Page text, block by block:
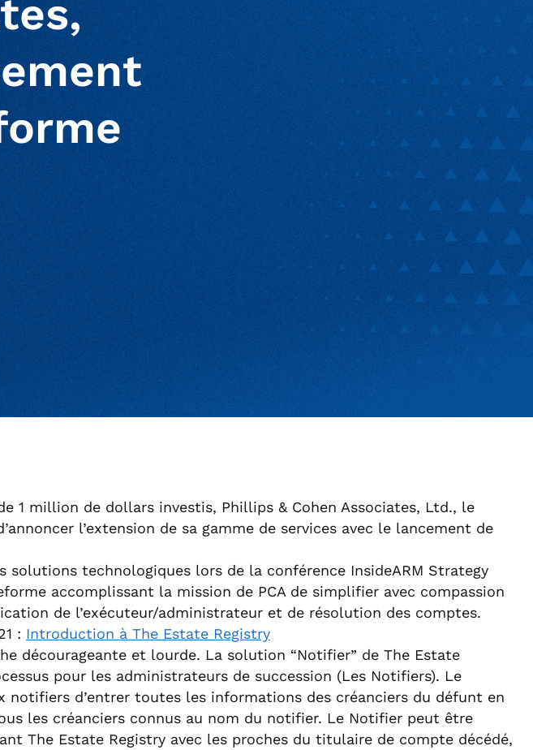
1 million de dollars investis, Phillips & Cohen Associates, Ltd., le
l’extension de sa gamme de services avec le lancement de
solutions technologiques lors de la conférence InsideARM Strategy
accomplissant la mission de PCA de simplifier avec compassion
de l’exécuteur/administrateur et de résolution des comptes.
: Introduction à The Estate Registry
décourageante et lourde. La solution “Notifier” de The Estate
pour les administrateurs de succession (Les Notifiers). Le
d’entrer toutes les informations des créanciers du défunt en
les créanciers connus au nom du notifier. Le Notifier peut être
The Estate Registry avec les proches du titulaire de compte décédé,